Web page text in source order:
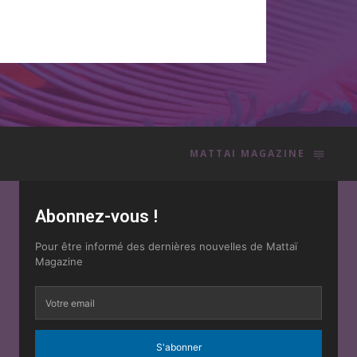
MATTAI MAGAZINE
Abonnez-vous !
Pour être informé des dernières nouvelles de Mattaï
Magazine
S'abonner